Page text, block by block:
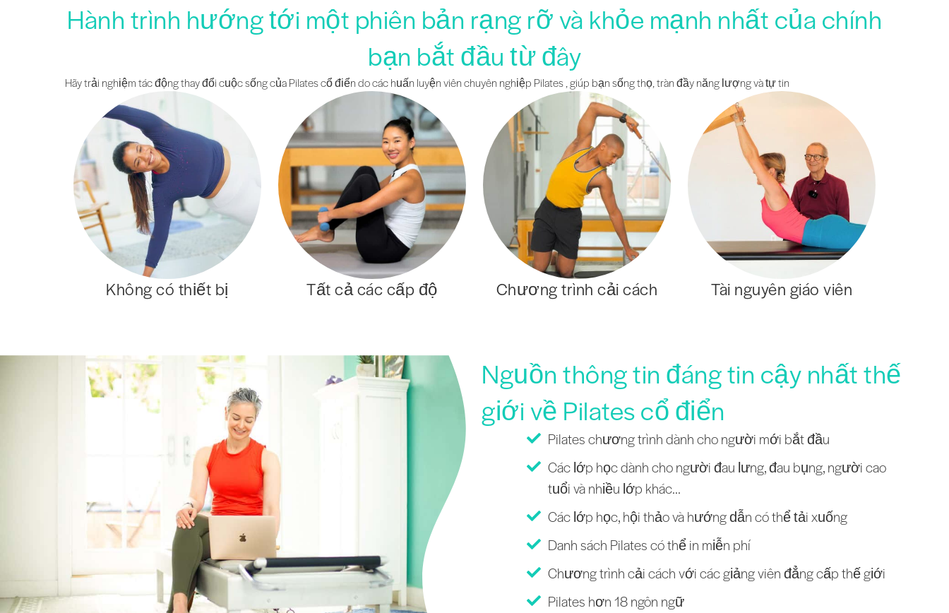
Hành trình hướng tới một phiên bản rạng rỡ và khỏe mạnh nhất của chính
bạn bắt đầu từ đây
Hãy trải nghiệm tác động thay đổi cuộc sống của Pilates cổ điển do các huấn luyện viên chuyên nghiệp Pilates , giúp bạn sống thọ, tràn đầy năng lượng và tự tin
Không có thiết bị Tất cả các cấp độ Chương trình cải cách Tài nguyên giáo viên
Nguồn thông tin đáng tin cậy nhất thế
giới về Pilates cổ điển
Pilates chương trình dành cho người mới bắt đầu
Các lớp học dành cho người đau lưng, đau bụng, người cao
tuổi và nhiều lớp khác...
Các lớp học, hội thảo và hướng dẫn có thể tải xuống
Danh sách Pilates có thể in miễn phí
Chương trình cải cách với các giảng viên đẳng cấp thế giới
Pilates hơn 18 ngôn ngữ